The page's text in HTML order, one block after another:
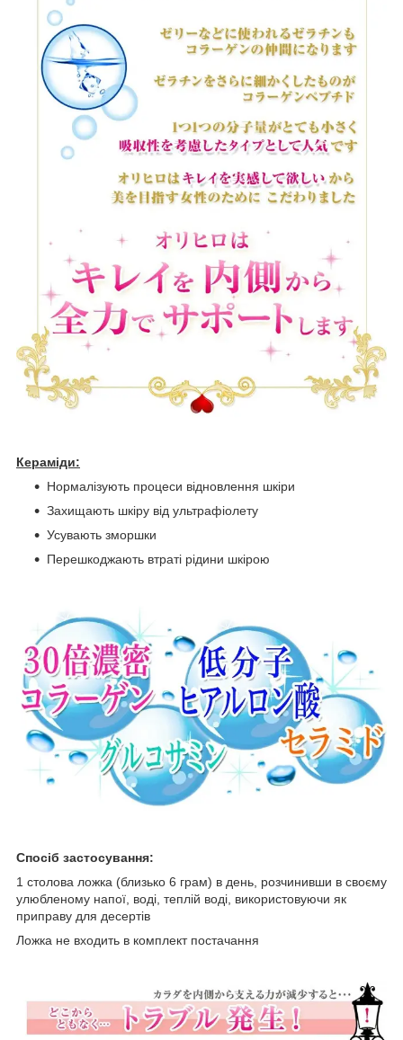
Кераміди:
Нормалізують процеси відновлення шкіри
Захищають шкіру від ультрафіолету
Усувають зморшки
Перешкоджають втраті рідини шкірою
Спосіб застосування:
1 столова ложка (близько 6 грам) в день, розчинивши в своєму
улюбленому напої, воді, теплій воді, використовуючи як
приправу для десертів
Ложка не входить в комплект постачання